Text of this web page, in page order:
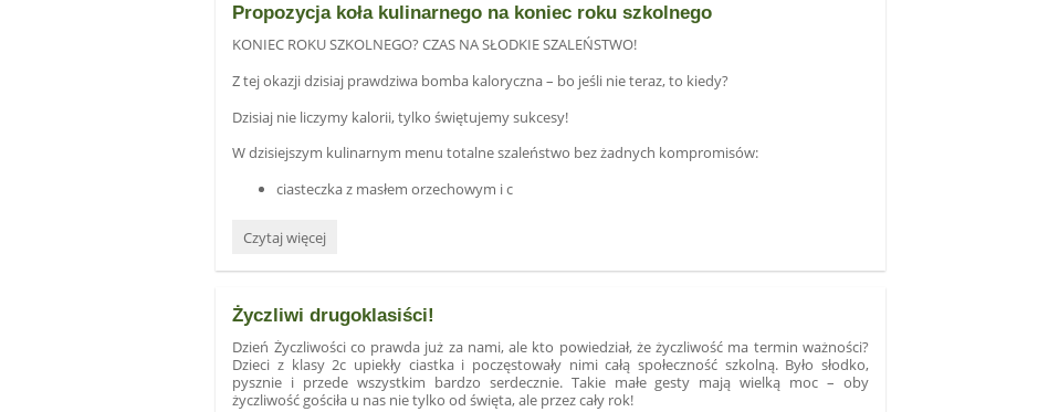
Propozycja koła kulinarnego na koniec roku szkolnego
KONIEC ROKU SZKOLNEGO? CZAS NA SŁODKIE SZALEŃSTWO!
Z tej okazji dzisiaj prawdziwa bomba kaloryczna – bo jeśli nie teraz, to kiedy?
Dzisiaj nie liczymy kalorii, tylko świętujemy sukcesy!
W dzisiejszym kulinarnym menu totalne szaleństwo bez żadnych kompromisów:
ciasteczka z masłem orzechowym i c
Propozycja
kulinarnego
koniec
szkolnego:
Czytaj więcej
Życzliwi drugoklasiści!
Dzień Życzliwości co prawda już za nami, ale kto powiedział, że życzliwość ma termin ważności?
Dzieci z klasy 2c upiekły ciastka i poczęstowały nimi całą społeczność szkolną. Było słodko,
pysznie i przede wszystkim bardzo serdecznie. Takie małe gesty mają wielką moc – oby
życzliwość gościła u nas nie tylko od święta, ale przez cały rok!